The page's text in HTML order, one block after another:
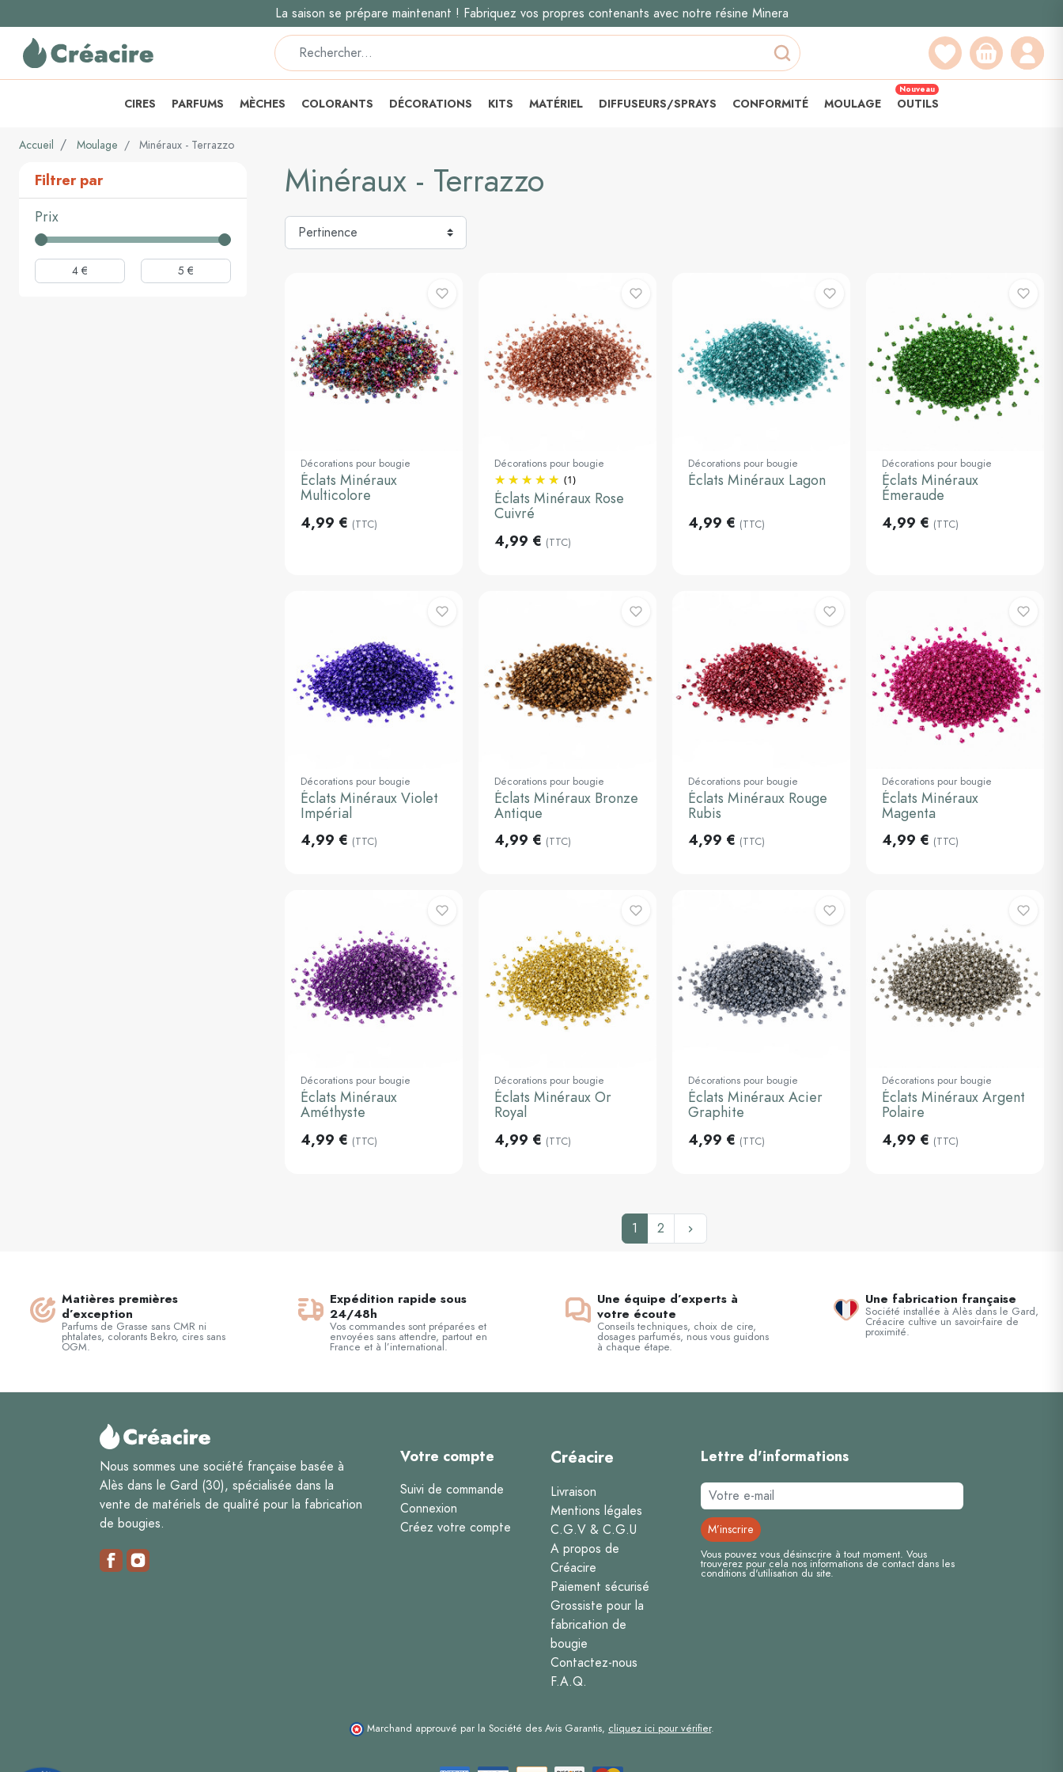
La saison se prépare maintenant ! Fabriquez vos propres contenants avec notre résine Minera
Recherche
CIRES PARFUMS MÈCHES COLORANTS DÉCORATIONS KITS MATÉRIEL DIFFUSEURS/SPRAYS CONFORMITÉ MOULAGE OUTILS
Nouveau
Accueil Moulage Minéraux - Terrazzo
Filtrer par
Prix
Minéraux - Terrazzo
Ajouter au
panier
Décorations pour bougie
Éclats Minéraux
Multicolore
4,99 € (TTC)
Ajouter au
panier
Décorations pour bougie
(1)
Éclats Minéraux Rose
Cuivré
4,99 € (TTC)
Ajouter au
panier
Décorations pour bougie
Éclats Minéraux Lagon
4,99 € (TTC)
Ajouter au
panier
Décorations pour bougie
Éclats Minéraux
Émeraude
4,99 € (TTC)
Ajouter au
panier
Décorations pour bougie
Éclats Minéraux Violet
Impérial
4,99 € (TTC)
Ajouter au
panier
Décorations pour bougie
Éclats Minéraux Bronze
Antique
4,99 € (TTC)
Ajouter au
panier
Décorations pour bougie
Éclats Minéraux Rouge
Rubis
4,99 € (TTC)
Ajouter au
panier
Décorations pour bougie
Éclats Minéraux
Magenta
4,99 € (TTC)
Ajouter au
panier
Décorations pour bougie
Éclats Minéraux
Améthyste
4,99 € (TTC)
Ajouter au
panier
Décorations pour bougie
Éclats Minéraux Or
Royal
4,99 € (TTC)
Ajouter au
panier
Décorations pour bougie
Éclats Minéraux Acier
Graphite
4,99 € (TTC)
Ajouter au
panier
Décorations pour bougie
Éclats Minéraux Argent
Polaire
4,99 € (TTC)
1 2 keyboard_arrow_right
Matières premières
d’exception
Parfums de Grasse sans CMR ni
phtalates, colorants Bekro, cires sans
OGM.
Expédition rapide sous
24/48h
Vos commandes sont préparées et
envoyées sans attendre, partout en
France et à l’international.
Une équipe d’experts à
votre écoute
Conseils techniques, choix de cire,
dosages parfumés, nous vous guidons
à chaque étape.
Une fabrication française
Société installée à Alès dans le Gard,
Créacire cultive un savoir-faire de
proximité.
Nous sommes une société française basée à
Alès dans le Gard (30), spécialisée dans la
vente de matériels de qualité pour la fabrication
de bougies.
Votre compte
Suivi de commande
Connexion
Créez votre compte
Créacire
Livraison
Mentions légales
C.G.V & C.G.U
A propos de
Créacire
Paiement sécurisé
Grossiste pour la
fabrication de
bougie
Contactez-nous
F.A.Q.
Lettre d'informations
Vous pouvez vous désinscrire à tout moment. Vous
trouverez pour cela nos informations de contact dans les
conditions d'utilisation du site.
Marchand approuvé par la Société des Avis Garantis, cliquez ici pour vérifier.